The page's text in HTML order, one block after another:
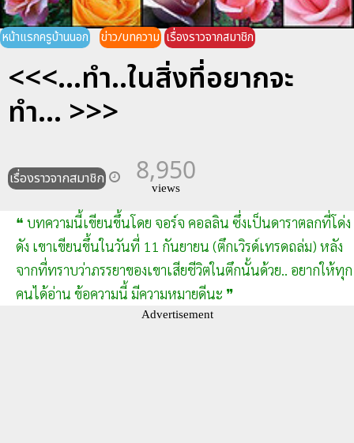
หน้าแรกครูบ้านนอก ข่าว/บทความ เรื่องราวจากสมาชิก
<<<...ทำ..ในสิ่งที่อยากจะ
ทำ... >>>
เรื่องราวจากสมาชิก 8,950
views
❝ บทความนี้เขียนขึ้นโดย จอร์จ คอลลิน ซึ่งเป็นดาราตลกที่โด่ง
ดัง เขาเขียนขึ้นในวันที่ 11 กันยายน (ตึกเวิรด์เทรดถล่ม) หลัง
จากที่ทราบว่าภรรยาของเขาเสียชีวิตในตึกนั้นด้วย.. อยากให้ทุก
คนได้อ่าน ข้อความนี้ มีความหมายดีนะ ❞
Advertisement